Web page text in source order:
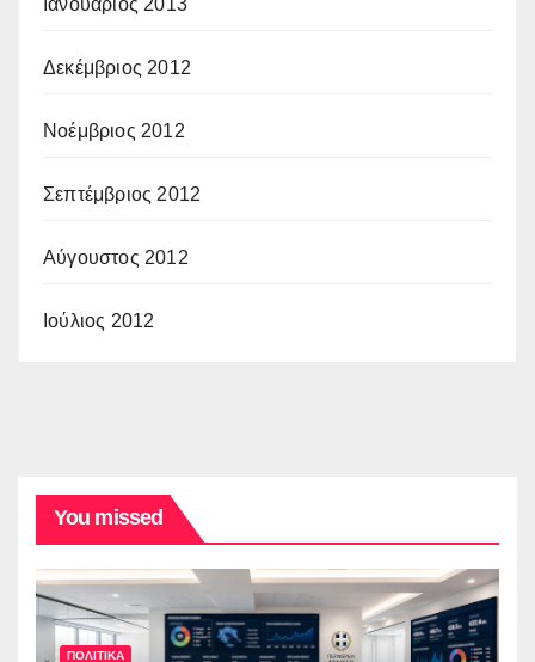
Ιανουάριος 2013
Δεκέμβριος 2012
Νοέμβριος 2012
Σεπτέμβριος 2012
Αύγουστος 2012
Ιούλιος 2012
You missed
ΠΟΛΙΤΙΚΑ